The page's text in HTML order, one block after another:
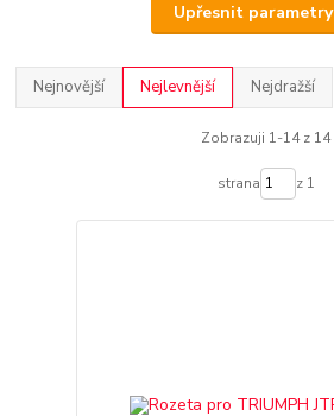
Upřesnit parametry
Nejnovější Nejlevnější Nejdražší
Zobrazuji 1-14 z 14
strana z 1